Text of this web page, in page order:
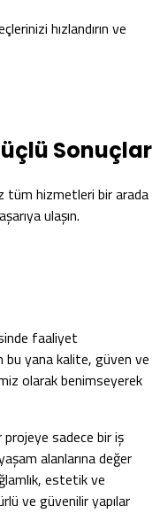
hızlandırın ve
Sonuçlar
tüm hizmetleri bir arada
ulaşın.
faaliyet
yana kalite, güven ve
olarak benimseyerek
sadece bir iş
alanlarına değer
estetik ve
ve güvenilir yapılar